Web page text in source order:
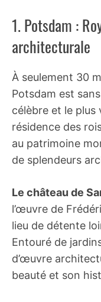
1. Potsdam :
architecturale
À seulement 30
Potsdam est
célèbre et le plus
résidence des
au patrimoine
de splendeurs
Le château de
l’œuvre de
lieu de détente
Entouré de
d’œuvre
beauté et son